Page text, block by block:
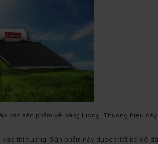
các sản phẩm về năng lượng. Thương hiệu
thị trường. Sản phẩm này được thiết kế để